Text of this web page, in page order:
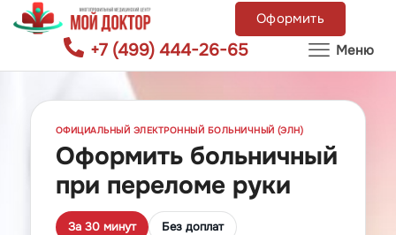
Оформить
+7 (499) 444-26-65 Меню
ОФИЦИАЛЬНЫЙ ЭЛЕКТРОННЫЙ БОЛЬНИЧНЫЙ (ЭЛН)
Оформить больничный
при переломе руки
За 30 минут Без доплат